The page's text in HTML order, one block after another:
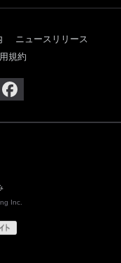
ニュースリリース
規約
Inc.